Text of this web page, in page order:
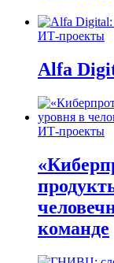
ИТ-проекты
Alfa
ИТ-проекты
команде